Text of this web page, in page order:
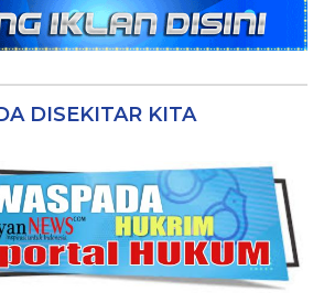
DISEKITAR KITA